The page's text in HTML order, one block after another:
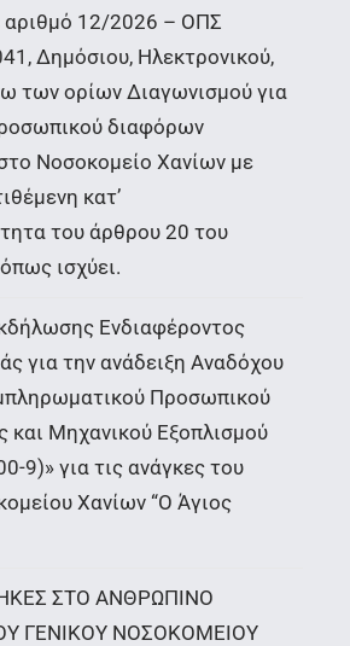
αριθμό 12/2026 – ΟΠΣ
Δημόσιου, Ηλεκτρονικού,
των ορίων Διαγωνισμού για
διαφόρων
Νοσοκομείο Χανίων με
κατ’
του άρθρου 20 του
ισχύει.
Ενδιαφέροντος
για την ανάδειξη Αναδόχου
Προσωπικού
και Μηχανικού Εξοπλισμού
9)» για τις ανάγκες του
Χανίων “Ο Άγιος
ΣΤΟ ΑΝΘΡΩΠΙΝΟ
ΓΕΝΙΚΟΥ ΝΟΣΟΚΟΜΕΙΟΥ